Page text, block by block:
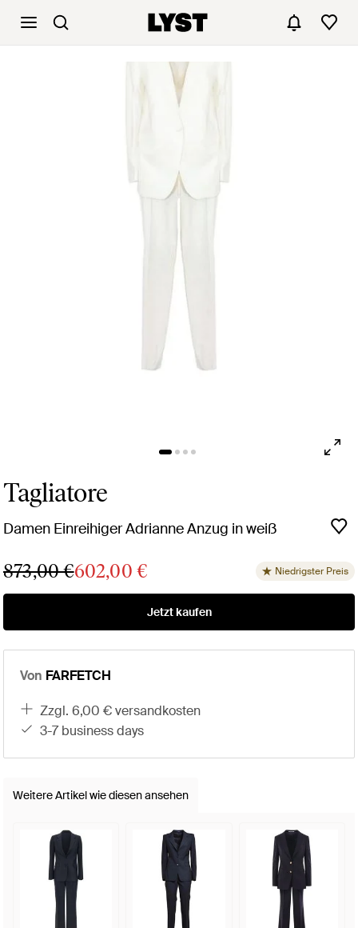
Tagliatore
Damen Einreihiger Adrianne Anzug in weiß
873,00 €602,00 € Niedrigster Preis
Jetzt kaufen
Von FARFETCH
zzgl. 6,00 € versandkosten
3-7 business days
Weitere Artikel wie diesen ansehen